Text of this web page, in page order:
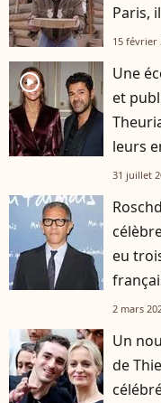
Paris,
15 février
player2
Une
et
leurs
31 juillet
eu
2 mars
Un
de